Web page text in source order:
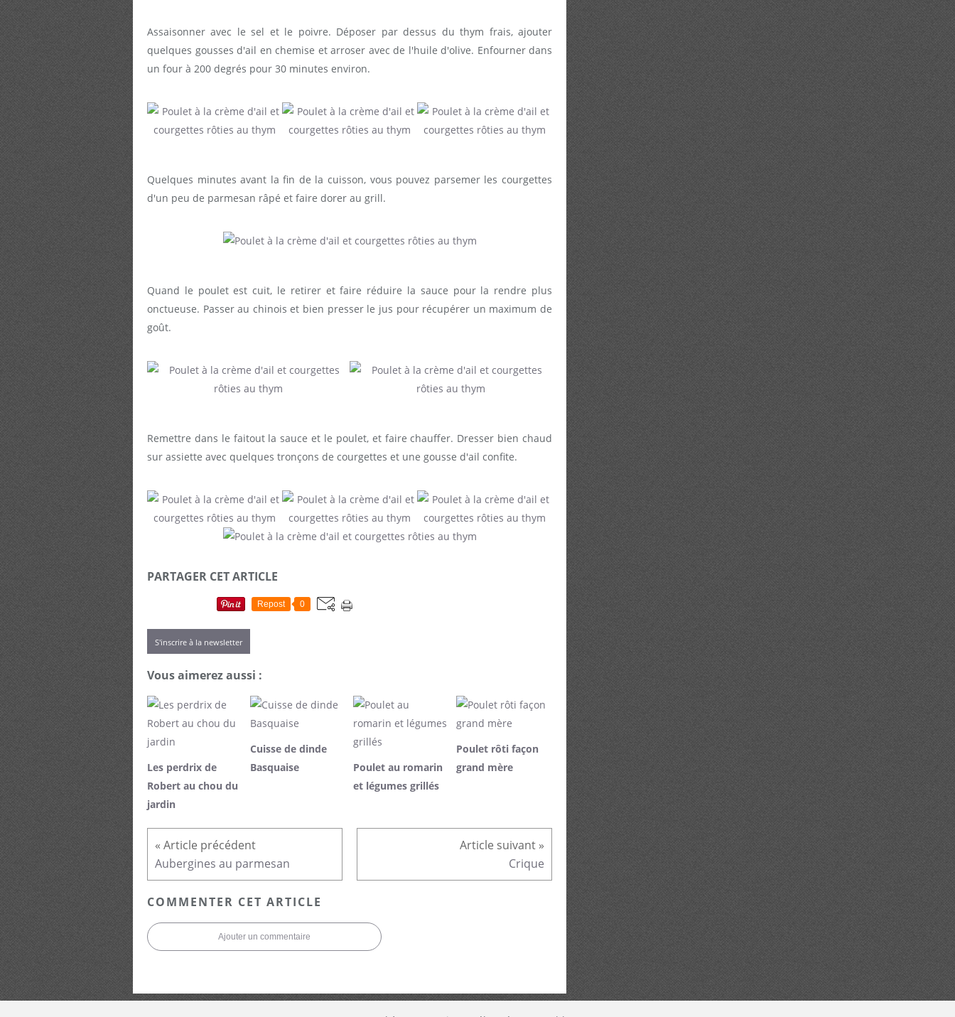
Assaisonner avec le sel et le poivre. Déposer par dessus du thym frais, ajouter
quelques gousses d'ail en chemise et arroser avec de l'huile d'olive. Enfourner dans
un four à 200 degrés pour 30 minutes environ.
Quelques minutes avant la fin de la cuisson, vous pouvez parsemer les courgettes
d'un peu de parmesan râpé et faire dorer au grill.
Quand le poulet est cuit, le retirer et faire réduire la sauce pour la rendre plus
onctueuse. Passer au chinois et bien presser le jus pour récupérer un maximum de
goût.
Remettre dans le faitout la sauce et le poulet, et faire chauffer. Dresser bien chaud
sur assiette avec quelques tronçons de courgettes et une gousse d'ail confite.
PARTAGER CET ARTICLE
Repost 0
S'inscrire à la newsletter
Vous aimerez aussi :
Les perdrix de
Robert au chou du
jardin
Cuisse de dinde
Basquaise
Poulet au romarin
et légumes grillés
Poulet rôti façon
grand mère
Aubergines au parmesan Crique
COMMENTER CET ARTICLE
Ajouter un commentaire